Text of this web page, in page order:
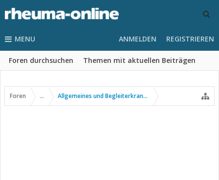
MENU
Foren durchsuchen Themen mit aktuellen Beiträgen
ANMELDEN REGISTRIEREN
Foren ... Allgemeines und Begleiterkrankungen